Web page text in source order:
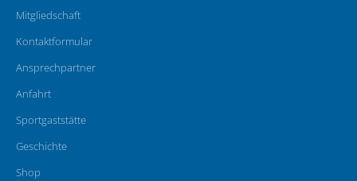
Mitgliedschaft
Kontaktformular
Ansprechpartner
Anfahrt
Sportgaststätte
Geschichte
Shop